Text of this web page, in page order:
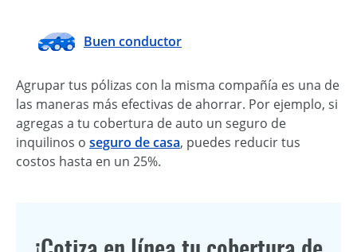
Buen conductor
Agrupar tus pólizas con la misma compañía es una de
las maneras más efectivas de ahorrar. Por ejemplo, si
agregas a tu cobertura de auto un seguro de
inquilinos o seguro de casa, puedes reducir tus
costos hasta en un 25%.